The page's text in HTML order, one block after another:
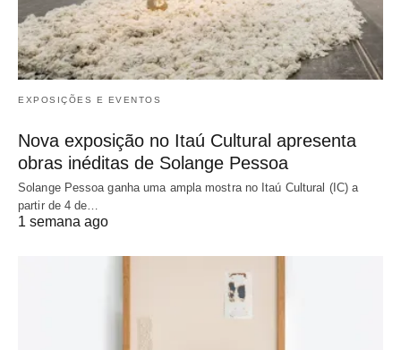
EXPOSIÇÕES E EVENTOS
Nova exposição no Itaú Cultural apresenta
obras inéditas de Solange Pessoa
Solange Pessoa ganha uma ampla mostra no Itaú Cultural (IC) a
partir de 4 de…
1 semana ago